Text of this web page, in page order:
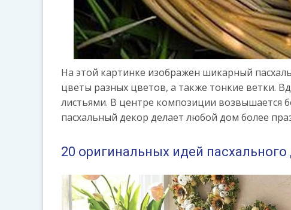
На этой картинке изображен шикарный
цветы разных цветов, а также тонкие ветки.
листьями. В центре композиции возвышается
пасхальный декор делает любой дом более
20 оригинальных идей пасхального